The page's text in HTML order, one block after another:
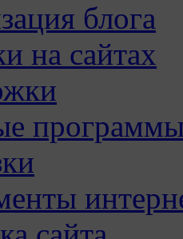
блога
на сайтах